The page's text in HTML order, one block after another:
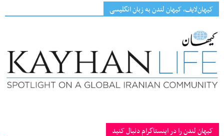
کیهان‌لایف، کیهان لندن به زبان انگلیسی
کیهان لندن را در اینستاگرام دنبال کنید